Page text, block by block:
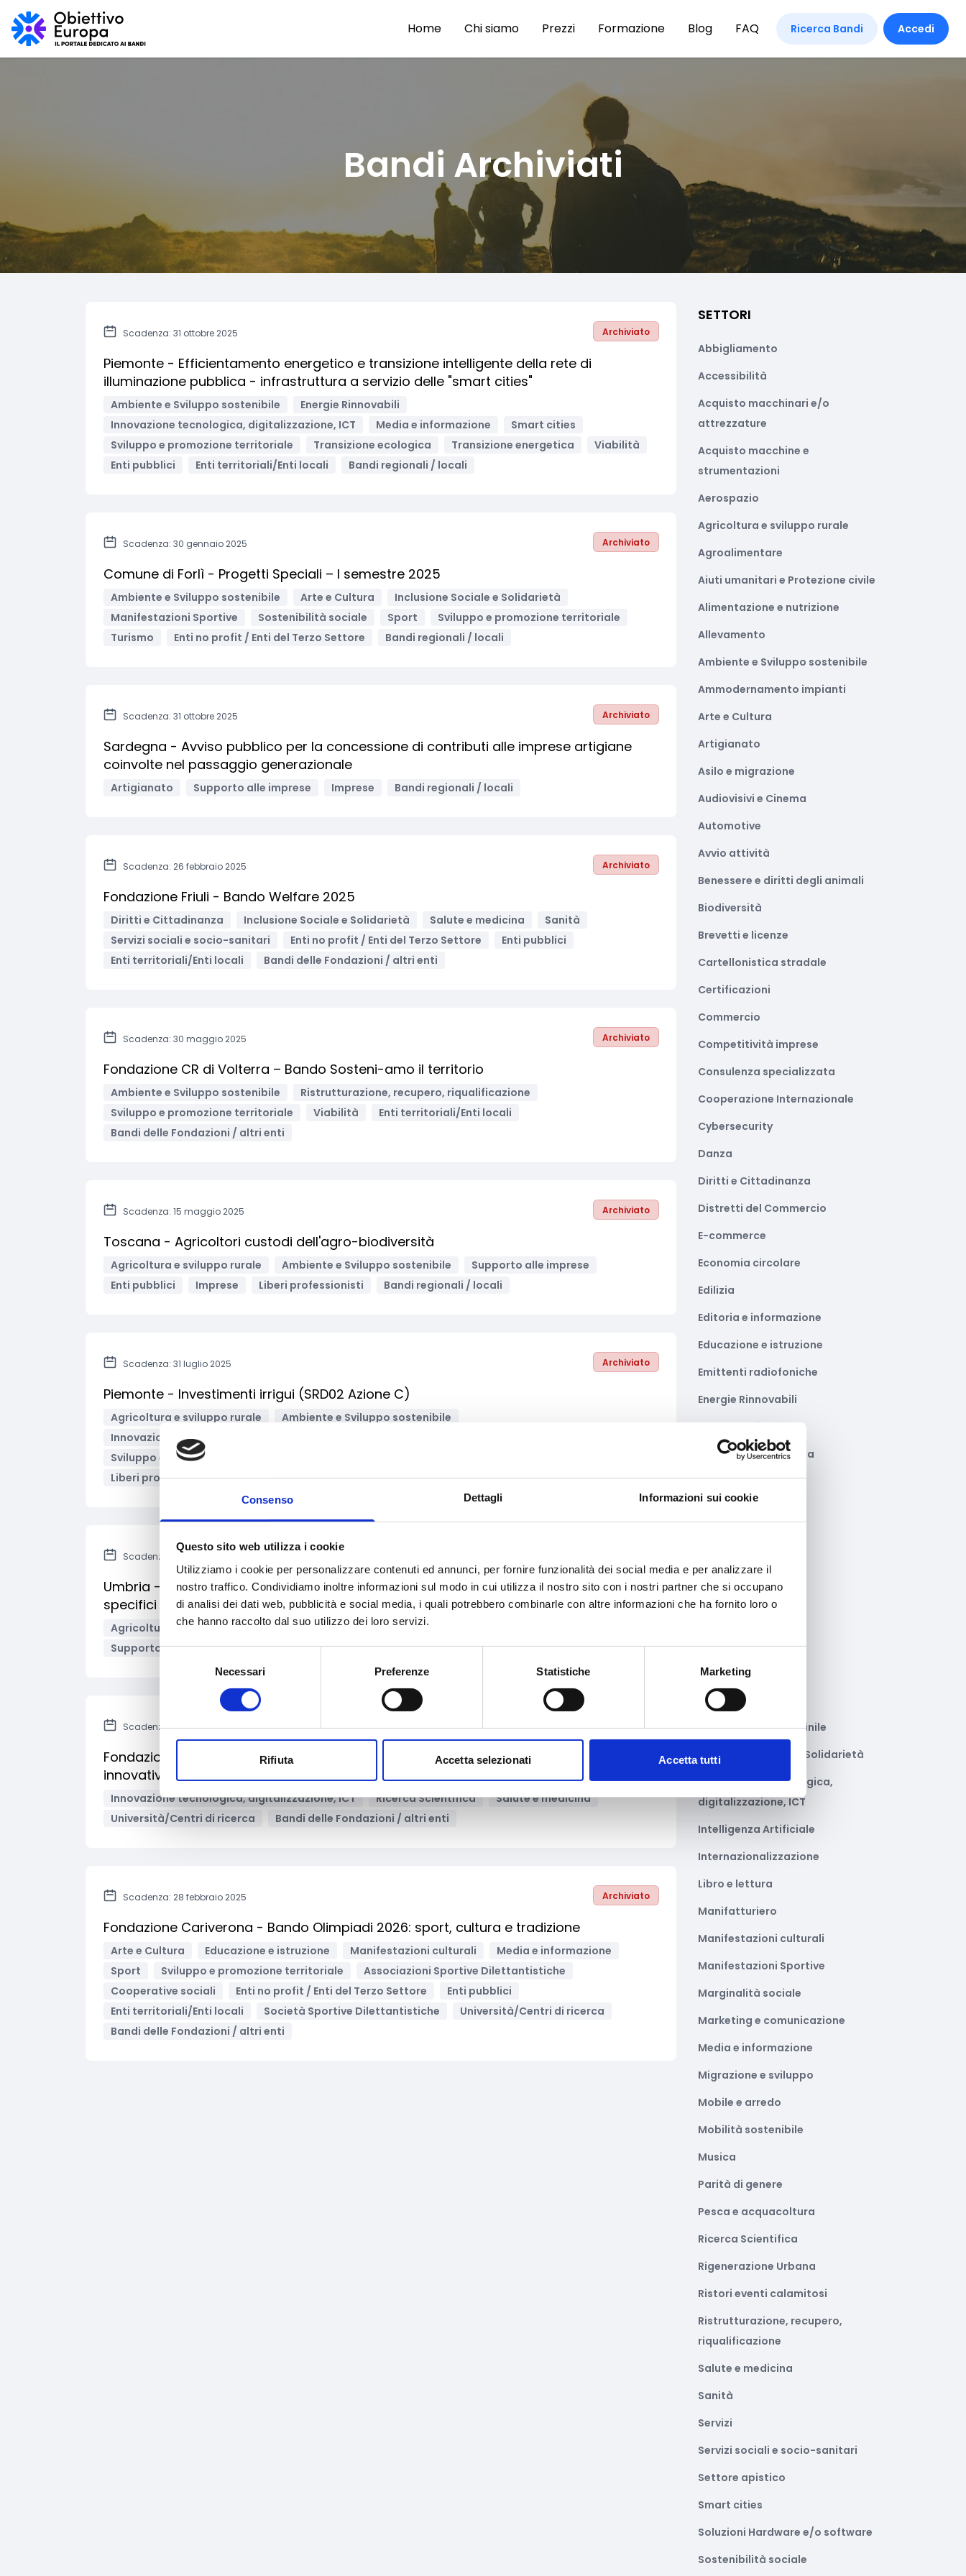
Consenso Dettagli Informazioni sui cookie
Questo sito web utilizza i cookie
Utilizziamo i cookie per personalizzare contenuti ed annunci, per fornire funzionalità dei social media e per analizzare il
nostro traffico. Condividiamo inoltre informazioni sul modo in cui utilizza il nostro sito con i nostri partner che si occupano
di analisi dei dati web, pubblicità e social media, i quali potrebbero combinarle con altre informazioni che ha fornito loro o
che hanno raccolto dal suo utilizzo dei loro servizi.
Selezione
Necessari Preferenze Statistiche Marketing
Rifiuta Accetta selezionati Accetta tutti
Home Chi siamo Prezzi Formazione Blog FAQ Ricerca Bandi Accedi
Bandi Archiviati
Scadenza: 31 ottobre 2025 Archiviato
Piemonte - Efficientamento energetico e transizione intelligente della rete di
illuminazione pubblica - infrastruttura a servizio delle "smart cities"
Ambiente e Sviluppo sostenibile
Energie Rinnovabili
Innovazione tecnologica, digitalizzazione, ICT
Media e informazione
Smart cities
Sviluppo e promozione territoriale
Transizione ecologica Transizione energetica
Viabilità
Enti pubblici
Enti territoriali/Enti locali Bandi regionali / locali
Scadenza: 30 gennaio 2025 Archiviato
Comune di Forlì - Progetti Speciali – I semestre 2025
Ambiente e Sviluppo sostenibile Arte e Cultura
Inclusione Sociale e Solidarietà
Manifestazioni Sportive
Sostenibilità sociale Sport
Sviluppo e promozione territoriale
Turismo
Enti no profit / Enti del Terzo Settore Bandi regionali / locali
Scadenza: 31 ottobre 2025 Archiviato
Sardegna - Avviso pubblico per la concessione di contributi alle imprese artigiane
coinvolte nel passaggio generazionale
Artigianato Supporto alle imprese Imprese Bandi regionali / locali
Scadenza: 26 febbraio 2025 Archiviato
Fondazione Friuli - Bando Welfare 2025
Diritti e Cittadinanza Inclusione Sociale e Solidarietà Salute e medicina
Sanità
Servizi sociali e socio-sanitari
Enti no profit / Enti del Terzo Settore
Enti pubblici
Enti territoriali/Enti locali
Bandi delle Fondazioni / altri enti
Scadenza: 30 maggio 2025 Archiviato
Fondazione CR di Volterra – Bando Sosteni-amo il territorio
Ambiente e Sviluppo sostenibile
Ristrutturazione, recupero, riqualificazione
Sviluppo e promozione territoriale
Viabilità
Enti territoriali/Enti locali
Bandi delle Fondazioni / altri enti
Scadenza: 15 maggio 2025 Archiviato
Toscana - Agricoltori custodi dell'agro-biodiversità
Agricoltura e sviluppo rurale Ambiente e Sviluppo sostenibile
Supporto alle imprese
Enti pubblici
Imprese Liberi professionisti Bandi regionali / locali
Scadenza: 31 luglio 2025 Archiviato
Piemonte - Investimenti irrigui (SRD02 Azione C)
Agricoltura e sviluppo rurale
Ambiente e Sviluppo sostenibile
Innovazione tecnologica, digitalizzazione, ICT
Sviluppo e promozione territoriale
Liberi professionisti
Bandi regionali / locali
Scadenza: 31 luglio 2025
Umbria - Indennità a favore delle zone soggette a vincoli naturali o ad altri vincoli
specifici
Agricoltura e sviluppo rurale Allevamento
Ambiente e Sviluppo sostenibile
Supporto alle imprese
Imprese Liberi professionisti Bandi regionali / locali
Scadenza: 20 marzo 2025 Archiviato
Fondazione Puglia - Acquisizione di strumentazione per ricerca con tecnologie
innovative
Innovazione tecnologica, digitalizzazione, ICT Ricerca Scientifica
Salute e medicina
Università/Centri di ricerca
Bandi delle Fondazioni / altri enti
Scadenza: 28 febbraio 2025 Archiviato
Fondazione Cariverona - Bando Olimpiadi 2026: sport, cultura e tradizione
Arte e Cultura Educazione e istruzione Manifestazioni culturali
Media e informazione
Sport
Sviluppo e promozione territoriale
Associazioni Sportive Dilettantistiche
Cooperative sociali
Enti no profit / Enti del Terzo Settore
Enti pubblici
Enti territoriali/Enti locali
Società Sportive Dilettantistiche
Università/Centri di ricerca
Bandi delle Fondazioni / altri enti
SETTORI
Abbigliamento
Accessibilità
Acquisto macchinari e/o
attrezzature
Acquisto macchine e
strumentazioni
Aerospazio
Agricoltura e sviluppo rurale
Agroalimentare
Aiuti umanitari e Protezione civile
Alimentazione e nutrizione
Allevamento
Ambiente e Sviluppo sostenibile
Ammodernamento impianti
Arte e Cultura
Artigianato
Asilo e migrazione
Audiovisivi e Cinema
Automotive
Avvio attività
Benessere e diritti degli animali
Biodiversità
Brevetti e licenze
Cartellonistica stradale
Certificazioni
Commercio
Competitività imprese
Consulenza specializzata
Cooperazione Internazionale
Cybersecurity
Danza
Diritti e Cittadinanza
Distretti del Commercio
E-commerce
Economia circolare
Edilizia
Editoria e informazione
Educazione e istruzione
Emittenti radiofoniche
Energie Rinnovabili
Farmaceutico
Farmacia e/o chimica
Fashion
Formazione e lavoro
Fotovoltaico
Giustizia e sicurezza
Green economy
Impianti sportivi
Imprenditoria femminile
Inclusione Sociale e Solidarietà
Innovazione tecnologica,
digitalizzazione, ICT
Intelligenza Artificiale
Internazionalizzazione
Libro e lettura
Manifatturiero
Manifestazioni culturali
Manifestazioni Sportive
Marginalità sociale
Marketing e comunicazione
Media e informazione
Migrazione e sviluppo
Mobile e arredo
Mobilità sostenibile
Musica
Parità di genere
Pesca e acquacoltura
Ricerca Scientifica
Rigenerazione Urbana
Ristori eventi calamitosi
Ristrutturazione, recupero,
riqualificazione
Salute e medicina
Sanità
Servizi
Servizi sociali e socio-sanitari
Settore apistico
Smart cities
Soluzioni Hardware e/o software
Sostenibilità sociale